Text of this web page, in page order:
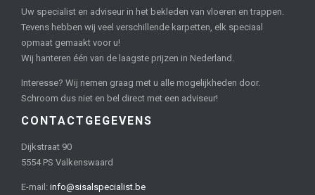
Uw specialist en adviseur in het bekleden van vloeren en trappen.
Tevens hebben wij veel verschillende karpetten, elk speciaal
opmaat gemaakt voor u!
Wij hanteren één van de laagste prijzen in Nederland.
Interesse? Wij nemen graag met u alle mogelijkheden door.
Schroom dus niet en bel direct met een adviseur!
CONTACTGEGEVENS
Dijkstraat 90
5554 PS Valkenswaard
E-mail: info@sisalspecialist.be